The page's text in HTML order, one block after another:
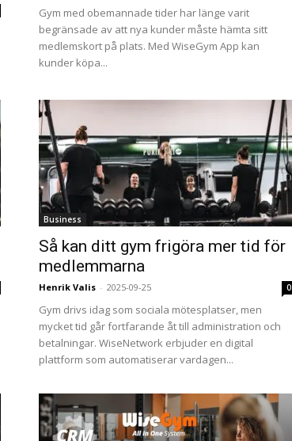
Gym med obemannade tider har länge varit
begränsade av att nya kunder måste hämta sitt
medlemskort på plats. Med WiseGym App kan
kunder köpa...
Business
Så kan ditt gym frigöra mer tid för
medlemmarna
Henrik Valis - 2025-09-25 0
Gym drivs idag som sociala mötesplatser, men
mycket tid går fortfarande åt till administration och
betalningar. WiseNetwork erbjuder en digital
plattform som automatiserar vardagen...